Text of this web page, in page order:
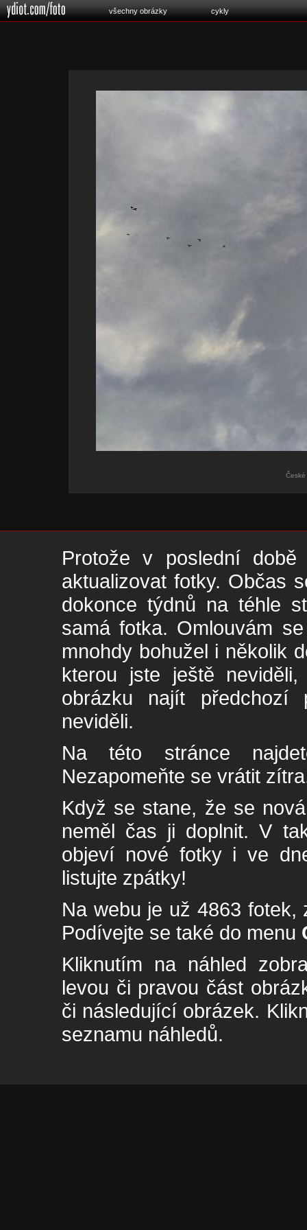
všechny obrázky cykly
Protože v poslední
aktualizovat fotky. Občas
dokonce týdnů na téhle
samá fotka. Omlouvám
mnohdy bohužel i několik
kterou jste ještě
obrázku najít
neviděli.
Na této stránce
Nezapomeňte se vrátit
Když se stane, že se
neměl čas ji doplnit. V
objeví nové fotky i ve
listujte zpátky!
Na webu je už 4863
Podívejte se také do menu
Kliknutím na náhled
levou či pravou část
či následující obrázek.
seznamu náhledů.